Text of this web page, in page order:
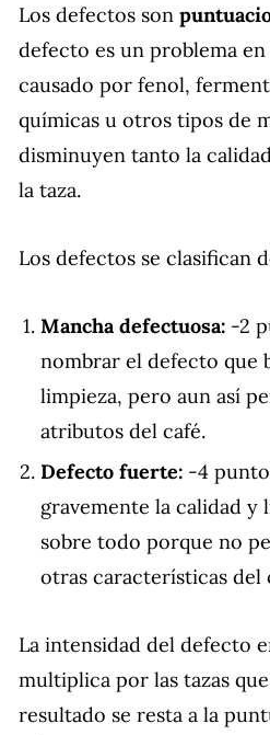
Los defectos son
defecto es un problema
causado por fenol,
químicas u otros tipos de
disminuyen tanto la
la taza.
Los defectos se clasifican
Mancha defectuosa: -2
nombrar el defecto que
limpieza, pero aun así
atributos del café.
Defecto fuerte: -4
gravemente la calidad y
sobre todo porque no
otras características del
La intensidad del defecto
multiplica por las tazas
resultado se resta a la